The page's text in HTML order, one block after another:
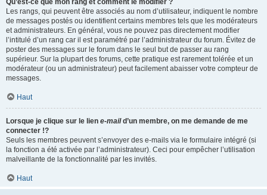
Qu’est-ce que mon rang et comment le modifier ?
Les rangs, qui peuvent être associés au nom d’utilisateur, indiquent le nombre
de messages postés ou identifient certains membres tels que les modérateurs
et administrateurs. En général, vous ne pouvez pas directement modifier
l’intitulé d’un rang car il est paramétré par l’administrateur du forum. Évitez de
poster des messages sur le forum dans le seul but de passer au rang
supérieur. Sur la plupart des forums, cette pratique est rarement tolérée et un
modérateur (ou un administrateur) peut facilement abaisser votre compteur de
messages.
Haut
Lorsque je clique sur le lien e-maild’un membre, on me demande de me
connecter !?
Seuls les membres peuvent s’envoyer des e-mails via le formulaire intégré (si
la fonction a été activée par l’administrateur). Ceci pour empêcher l’utilisation
malveillante de la fonctionnalité par les invités.
Haut